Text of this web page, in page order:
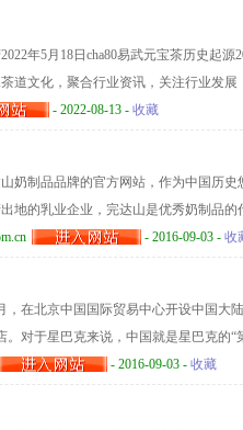
年5月18日cha80易武元宝茶历史起源
道文化，聚合行业资讯，关注行业发
茶,白茶,莓茶,花草茶等茶叶综合知识。
- 2022-08-13 - 收藏
奶制品品牌的官方网站，作为中国历
地的乳业企业，完达山是优秀奶制品
提供第一手的新闻讯息。同时，通过
，茁壮成长。
- 2016-09-03 - 收
，在北京中国国际贸易中心开设中国大
。对于星巴克来说，中国就是星巴克的
大市场、到2015年在中国大陆运营
。因为他们除了拥有保险、医疗等方 面
- 2016-09-03 - 收藏